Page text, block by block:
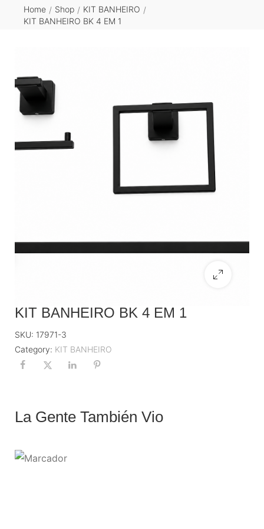
Home / Shop / KIT BANHEIRO /
KIT BANHEIRO BK 4 EM 1
KIT BANHEIRO BK 4 EM 1
SKU: 17971-3
Category: KIT BANHEIRO
La Gente También Vio